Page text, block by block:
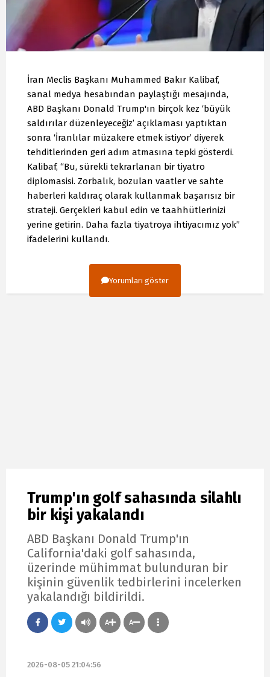
İran Meclis Başkanı Muhammed Bakır Kalibaf,
sanal medya hesabından paylaştığı mesajında,
ABD Başkanı Donald Trump'ın birçok kez ‘büyük
saldırılar düzenleyeceğiz’ açıklaması yaptıktan
sonra ‘İranlılar müzakere etmek istiyor’ diyerek
tehditlerinden geri adım atmasına tepki gösterdi.
Kalibaf, “Bu, sürekli tekrarlanan bir tiyatro
diplomasisi. Zorbalık, bozulan vaatler ve sahte
haberleri kaldıraç olarak kullanmak başarısız bir
strateji. Gerçekleri kabul edin ve taahhütlerinizi
yerine getirin. Daha fazla tiyatroya ihtiyacımız yok”
ifadelerini kullandı.
Yorumları göster
Trump'ın golf sahasında silahlı
bir kişi yakalandı
ABD Başkanı Donald Trump'ın
California'daki golf sahasında,
üzerinde mühimmat bulunduran bir
kişinin güvenlik tedbirlerini incelerken
yakalandığı bildirildi.
A A
2026-08-05 21:04:56